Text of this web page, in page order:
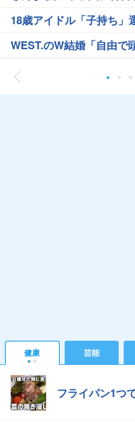
18歳アイドル「子持ち」
WEST.のW結婚「自由で
健康 芸能
フライパン1つ